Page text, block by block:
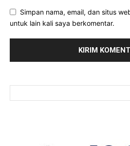
Simpan nama, email, dan situs
untuk lain kali saya berkomentar.